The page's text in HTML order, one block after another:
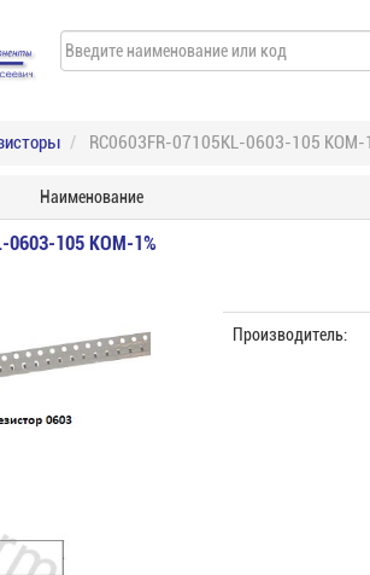
RC0603FR-07105KL-0603-105 КОМ-
Наименование
0603-105 КОМ-1%
Производитель: